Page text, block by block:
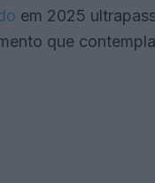
em 2025
que